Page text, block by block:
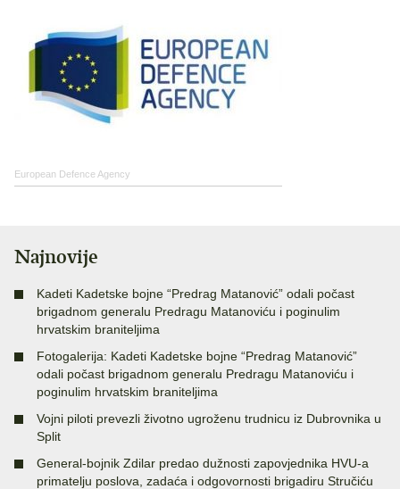
European Defence Agency
Najnovije
Kadeti Kadetske bojne “Predrag Matanović” odali počast
brigadnom generalu Predragu Matanoviću i poginulim
hrvatskim braniteljima
Fotogalerija: Kadeti Kadetske bojne “Predrag Matanović”
odali počast brigadnom generalu Predragu Matanoviću i
poginulim hrvatskim braniteljima
Vojni piloti prevezli životno ugroženu trudnicu iz Dubrovnika u
Split
General-bojnik Zdilar predao dužnosti zapovjednika HVU-a
primatelju poslova, zadaća i odgovornosti brigadiru Stručiću